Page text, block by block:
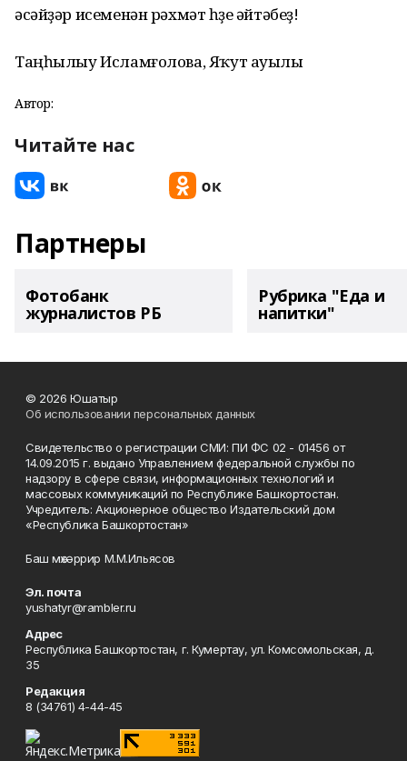
әсәйҙәр исеменән рәхмәт һүҙе әйтәбеҙ!
Таңһылыу Исламғолова, Яҡут ауылы
Автор:
Читайте нас
Партнеры
Фотобанк
журналистов РБ
Рубрика "Еда и
напитки"
© 2026 Юшатыр
Об использовании персональных данных
Свидетельство о регистрации СМИ: ПИ ФС 02 - 01456 от
14.09.2015 г. выдано Управлением федеральной службы по
надзору в сфере связи, информационных технологий и
массовых коммуникаций по Республике Башкортостан.
Учредитель: Акционерное общество Издательский дом
«Республика Башкортостан»
Баш мөхәррир М.М.Ильясов
Эл. почта
yushatyr@rambler.ru
Адрес
Республика Башкортостан, г. Кумертау, ул. Комсомольская, д.
35
Редакция
8 (34761) 4-44-45